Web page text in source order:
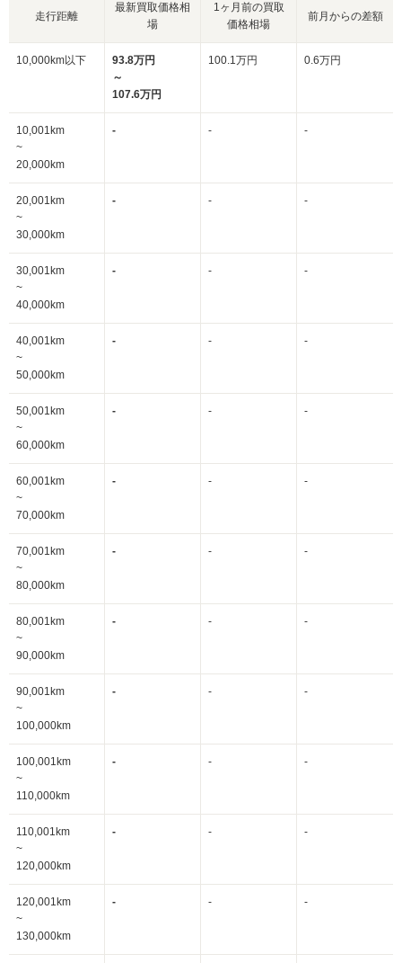
走行距離
最新買取価格相
場
1ヶ月前の買取
価格相場
前月からの差額
10,000km以下
93.8万円
～
107.6万円
100.1万円 0.6万円
10,001km
~
20,000km
- - -
20,001km
~
30,000km
- - -
30,001km
~
40,000km
- - -
40,001km
~
50,000km
- - -
50,001km
~
60,000km
- - -
60,001km
~
70,000km
- - -
70,001km
~
80,000km
- - -
80,001km
~
90,000km
- - -
90,001km
~
100,000km
- - -
100,001km
~
110,000km
- - -
110,001km
~
120,000km
- - -
120,001km
~
130,000km
- - -